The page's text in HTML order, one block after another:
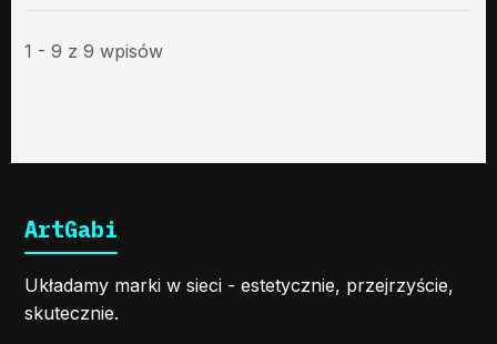
1 - 9 z 9 wpisów
ArtGabi
Układamy marki w sieci - estetycznie, przejrzyście,
skutecznie.